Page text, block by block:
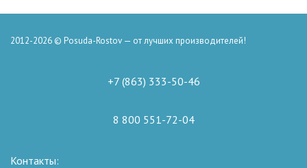
2012-2026 © Posuda-Rostov — от лучших производителей!
+7 (863) 333-50-46
8 800 551-72-04
Контакты: